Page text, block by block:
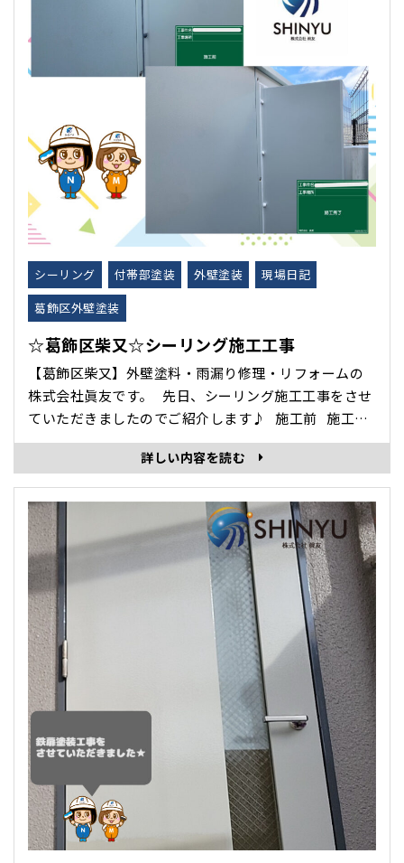
シーリング 付帯部塗装 外壁塗装
現場日記
葛飾区外壁塗装
☆葛飾区柴又☆シーリング施工工事
【葛飾区柴又】外壁塗料・雨漏り修理・リフォームの
株式会社眞友です。 先日、シーリング施工工事をさせ
ていただきましたのでご紹介します♪ 施工前 施工
中…🕑 施工後 &n･･･
詳しい内容を読む